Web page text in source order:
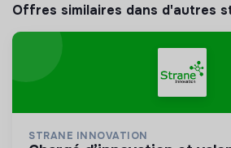
Offres similaires dans d'autres
STRANE INNOVATION